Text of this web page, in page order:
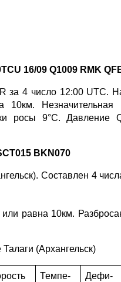
16/09 Q1009 RMK
за 4 число 12:00 UTC.
росы 9°С. Давление
015 BKN070
Составлен 4
равна 10км.
(Архангельск)
Темпе-
Дефи-